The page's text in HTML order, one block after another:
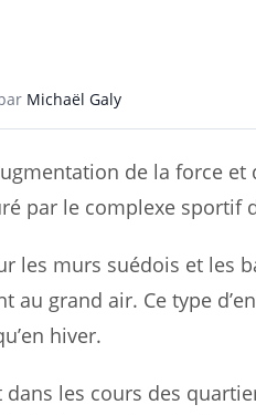
Michaël Galy
de la force
par le complexe sportif
les murs suédois et les
au grand air. Ce type
hiver.
les cours des